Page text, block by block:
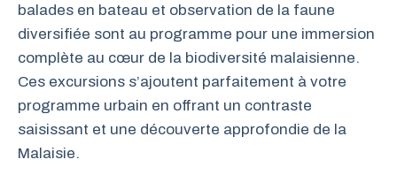
balades en bateau et observation de la faune
diversifiée sont au programme pour une immersion
complète au cœur de la biodiversité malaisienne.
Ces excursions s’ajoutent parfaitement à votre
programme urbain en offrant un contraste
saisissant et une découverte approfondie de la
Malaisie.